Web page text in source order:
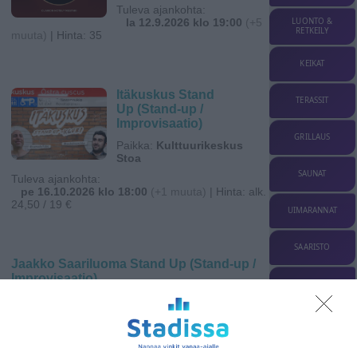
Tuleva ajankohta:
la 12.9.2026 klo 19:00
| Hinta: 35
Itäkuskus Stand
Up (Stand-up /
Improvisaatio)
Paikka: Kulttuurikeskus
Stoa
Tuleva ajankohta:
pe 16.10.2026 klo 18:00
| Hinta: alk.
24,50 / 19 €
Jaakko Saariluoma Stand Up (Stand-up /
Improvisaatio)
la 5.12.2026 klo 18:00 | Hinta: alk. 30/25 €
LUONTO &
RETKEILY
KEIKAT
TERASSIT
GRILLAUS
SAUNAT
UIMARANNAT
SAARISTO